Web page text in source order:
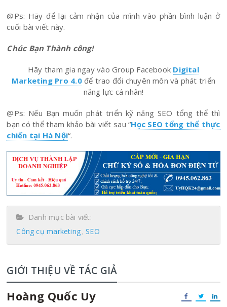
@Ps: Hãy để lại cảm nhận của mình vào phần bình luận ở
cuối bài viết này.
Chúc Bạn Thành công!
Hãy tham gia ngay vào Group Facebook Digital
Marketing Pro 4.0để trao đổi chuyên môn và phát triển
năng lực cá nhân!
@Ps: Nếu Bạn muốn phát triển kỹ năng SEO tổng thể thì
bạn có thể tham khảo bài viết sau “Học SEO tổng thể thực
chiến tại Hà Nội“.
Danh mục bài viết:
Công cụ marketing SEO
GIỚI THIỆU VỀ TÁC GIẢ
Hoàng Quốc Uy